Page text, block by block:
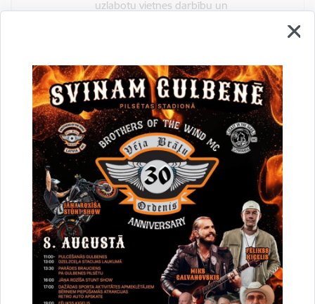
uzlabotu vietnes darbību un
statistisko datu iegūšanai par to, kā
apmeklētājs izmanto vietni.
2 gadi
_gat
Statistikas sīkdatnes (nepieciešamas, lai
uzlabotu vietnes darbību un
pakalpojumus)
Izmanto Google Analytics, lai samazinātu
pieprasījuma līmeni.